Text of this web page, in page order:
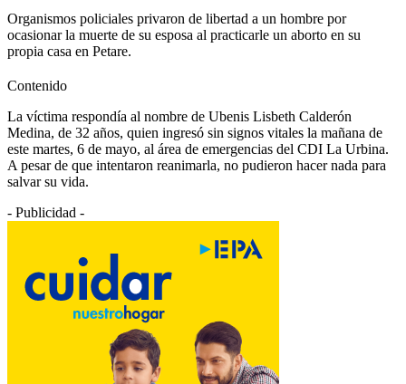
Organismos policiales privaron de libertad a un hombre por
ocasionar la muerte de su esposa al practicarle un aborto en su
propia casa en Petare.
Contenido
La víctima respondía al nombre de Ubenis Lisbeth Calderón
Medina, de 32 años, quien ingresó sin signos vitales la mañana de
este martes, 6 de mayo, al área de emergencias del CDI La Urbina.
A pesar de que intentaron reanimarla, no pudieron hacer nada para
salvar su vida.
- Publicidad -